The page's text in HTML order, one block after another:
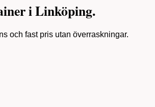
i Linköping.
och fast pris utan överraskningar.